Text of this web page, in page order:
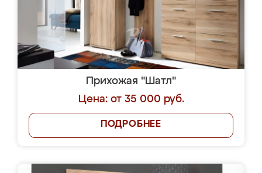
Прихожая "Шатл"
Цена: от 35 000 руб.
ПОДРОБНЕЕ